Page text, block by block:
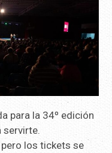
para la 34º edición
servirte.
los tickets se